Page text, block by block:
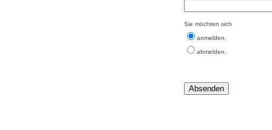
Sie möchten sich
anmelden.
abmelden.